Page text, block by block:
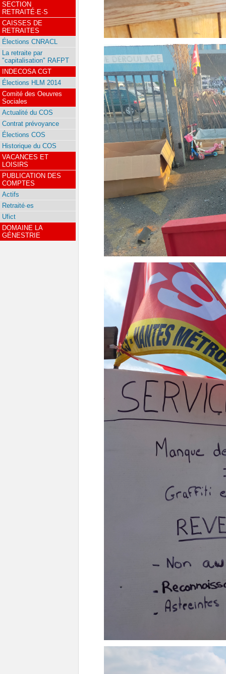
SECTION
RETRAITÉ·E·S
CAISSES DE
RETRAITES
Élections CNRACL
La retraite par
"capitalisation" RAFPT
INDECOSA CGT
Élections HLM 2014
Comité des Oeuvres
Sociales
Actualité du COS
Contrat prévoyance
Élections COS
Historique du COS
VACANCES ET
LOISIRS
PUBLICATION DES
COMPTES
Actifs
Retraité·es
Ufict
DOMAINE LA
GÉNESTRIE